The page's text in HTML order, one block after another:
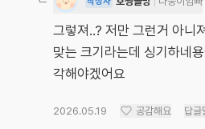
그렇져..? 저만 그런거 아니
맞는 크기라는데 싱기하네
각해야겠어요
2026.05.19 공감해요 답글